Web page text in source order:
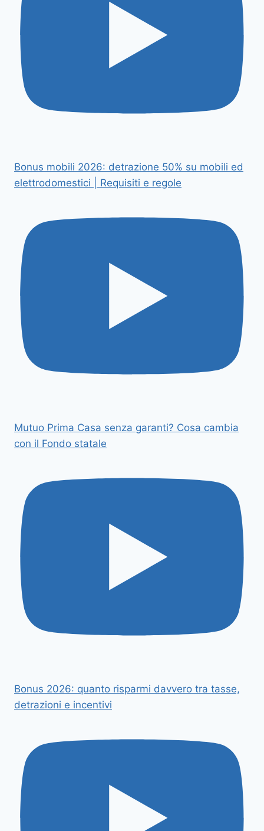
Bonus mobili 2026: detrazione 50% su mobili ed
elettrodomestici | Requisiti e regole
Mutuo Prima Casa senza garanti? Cosa cambia
con il Fondo statale
Bonus 2026: quanto risparmi davvero tra tasse,
detrazioni e incentivi